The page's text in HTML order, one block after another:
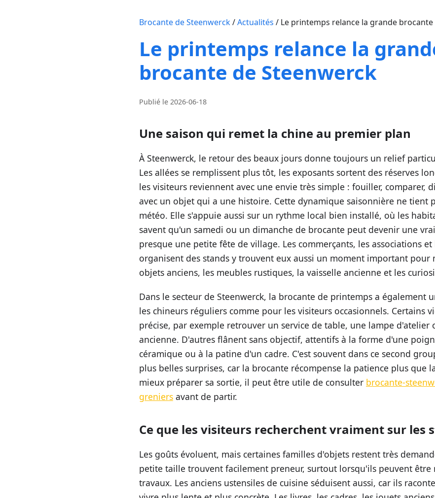
Brocante de Steenwerck/Actualités / Le printemps relance la grande brocante
Le printemps relance la
brocante de Steenwerck
Publié le 2026-06-18
Une saison qui remet la chine au premier plan
À Steenwerck, le retour des beaux jours donne toujours un relief
Les allées se remplissent plus tôt, les exposants sortent des réserves
les visiteurs reviennent avec une envie très simple : fouiller, comparer,
avec un objet qui a une histoire. Cette dynamique saisonnière ne tient
météo. Elle s'appuie aussi sur un rythme local bien installé, où les
savent qu'un samedi ou un dimanche de brocante peut devenir une
presque une petite fête de village. Les commerçants, les associations
organisent des stands y trouvent eux aussi un moment important pour
objets anciens, les meubles rustiques, la vaisselle ancienne et les
Dans le secteur de Steenwerck, la brocante de printemps a également
les chineurs réguliers comme pour les visiteurs occasionnels. Certains
précise, par exemple retrouver un service de table, une lampe d'atelier
ancienne. D'autres flânent sans objectif, attentifs à la forme d'une
céramique ou à la patine d'un cadre. C'est souvent dans ce second
plus belles surprises, car la brocante récompense la patience plus que
mieux préparer sa sortie, il peut être utile de consulter brocante-
greniers avant de partir.
Ce que les visiteurs recherchent vraiment sur les
Les goûts évoluent, mais certaines familles d'objets restent très
petite taille trouvent facilement preneur, surtout lorsqu'ils peuvent être
travaux. Les anciens ustensiles de cuisine séduisent aussi, car ils